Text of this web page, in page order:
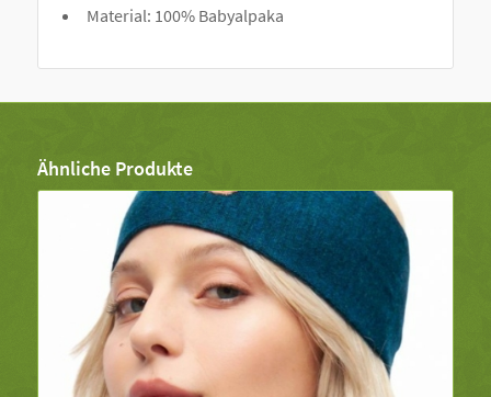
Material: 100% Babyalpaka
Ähnliche Produkte